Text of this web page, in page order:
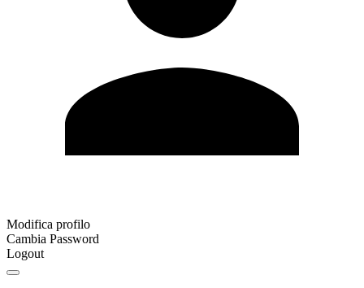
Modifica profilo
Cambia Password
Logout